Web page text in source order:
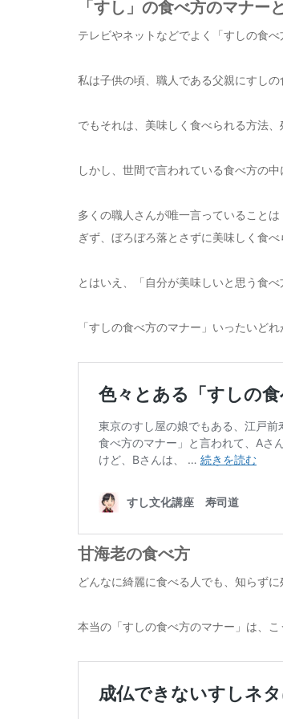
「すし」の食べ方のマナー
テレビやネットなどでよく「すしの食
私は子供の頃、職人である父親にすし
でもそれは、美味しく食べられる方法
しかし、世間で言われている食べ方の
多くの職人さんが唯一言っていること
ぎず、ぼろぼろ落とさずに美味しく食
とはいえ、「自分が美味しいと思う食
「すしの食べ方のマナー」いったいどれ
甘海老の食べ方
どんなに綺麗に食べる人でも、知らずに
本当の「すしの食べ方のマナー」は、こ